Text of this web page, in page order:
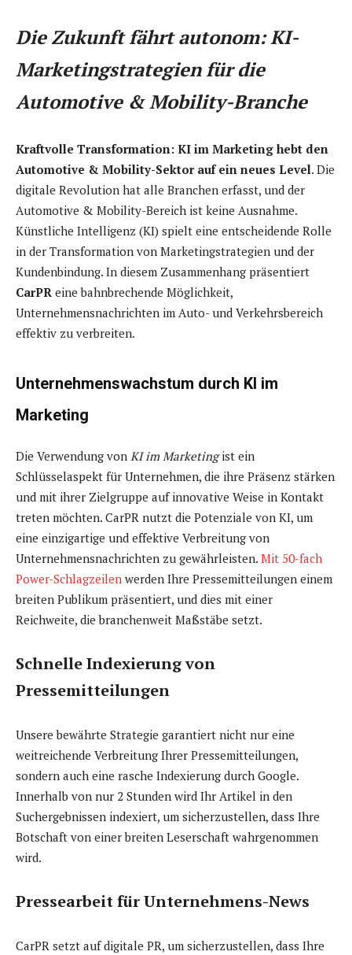
Die Zukunft fährt autonom: KI-
Marketingstrategien für die
Automotive & Mobility-Branche
Kraftvolle Transformation: KI im Marketing hebt den
Automotive & Mobility-Sektor auf ein neues Level. Die
digitale Revolution hat alle Branchen erfasst, und der
Automotive & Mobility-Bereich ist keine Ausnahme.
Künstliche Intelligenz (KI) spielt eine entscheidende Rolle
in der Transformation von Marketingstrategien und der
Kundenbindung. In diesem Zusammenhang präsentiert
CarPR eine bahnbrechende Möglichkeit,
Unternehmensnachrichten im Auto- und Verkehrsbereich
effektiv zu verbreiten.
Unternehmenswachstum durch KI im
Marketing
Die Verwendung von KI im Marketingist ein
Schlüsselaspekt für Unternehmen, die ihre Präsenz stärken
und mit ihrer Zielgruppe auf innovative Weise in Kontakt
treten möchten. CarPR nutzt die Potenziale von KI, um
eine einzigartige und effektive Verbreitung von
Unternehmensnachrichten zu gewährleisten. Mit 50-fach
Power-Schlagzeilen werden Ihre Pressemitteilungen einem
breiten Publikum präsentiert, und dies mit einer
Reichweite, die branchenweit Maßstäbe setzt.
Schnelle Indexierung von
Pressemitteilungen
Unsere bewährte Strategie garantiert nicht nur eine
weitreichende Verbreitung Ihrer Pressemitteilungen,
sondern auch eine rasche Indexierung durch Google.
Innerhalb von nur 2 Stunden wird Ihr Artikel in den
Suchergebnissen indexiert, um sicherzustellen, dass Ihre
Botschaft von einer breiten Leserschaft wahrgenommen
wird.
Pressearbeit für Unternehmens-News
CarPR setzt auf digitale PR, um sicherzustellen, dass Ihre